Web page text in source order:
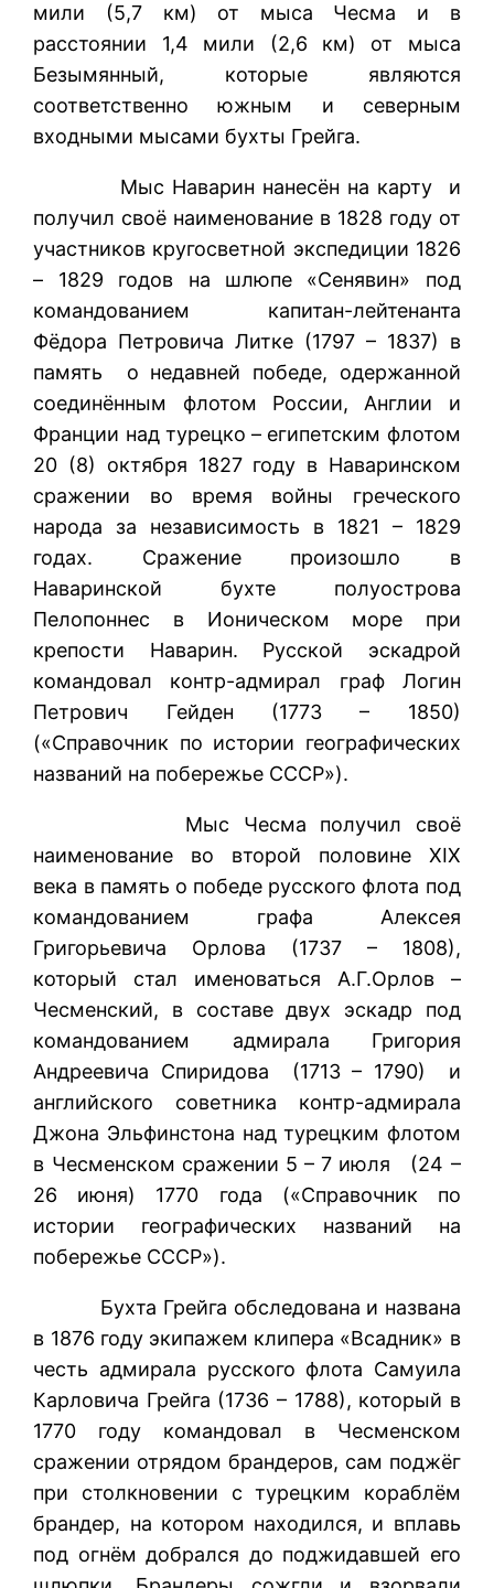
мили (5,7 км) от мыса Чесма и в
расстоянии 1,4 мили (2,6 км) от мыса
Безымянный, которые являются
соответственно южным и северным
входными мысами бухты Грейга.
Мыс Наварин нанесён на карту и
получил своё наименование в 1828 году от
участников кругосветной экспедиции 1826
– 1829 годов на шлюпе «Сенявин» под
командованием капитан-лейтенанта
Фёдора Петровича Литке (1797 – 1837) в
память о недавней победе, одержанной
соединённым флотом России, Англии и
Франции над турецко – египетским флотом
20 (8) октября 1827 году в Наваринском
сражении во время войны греческого
народа за независимость в 1821 – 1829
годах. Сражение произошло в
Наваринской бухте полуострова
Пелопоннес в Ионическом море при
крепости Наварин. Русской эскадрой
командовал контр-адмирал граф Логин
Петрович Гейден (1773 – 1850)
(«Справочник по истории географических
названий на побережье СССР»).
Мыс Чесма получил своё
наименование во второй половине XIX
века в память о победе русского флота под
командованием графа Алексея
Григорьевича Орлова (1737 – 1808),
который стал именоваться А.Г.Орлов –
Чесменский, в составе двух эскадр под
командованием адмирала Григория
Андреевича Спиридова (1713 – 1790) и
английского советника контр-адмирала
Джона Эльфинстона над турецким флотом
в Чесменском сражении 5 – 7 июля (24 –
26 июня) 1770 года («Справочник по
истории географических названий на
побережье СССР»).
Бухта Грейга обследована и названа
в 1876 году экипажем клипера «Всадник» в
честь адмирала русского флота Самуила
Карловича Грейга (1736 – 1788), который в
1770 году командовал в Чесменском
сражении отрядом брандеров, сам поджёг
при столкновении с турецким кораблём
брандер, на котором находился, и вплавь
под огнём добрался до поджидавшей его